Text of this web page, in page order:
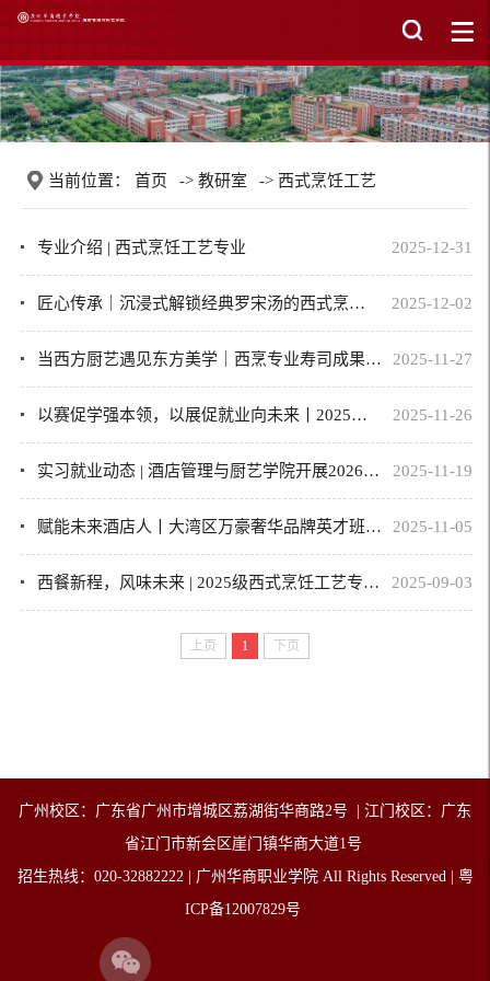
当前位置： 首页 -> 教研室 -> 西式烹饪工艺
2025-12-31
专业介绍 | 西式烹饪工艺专业
2025-12-02
匠心传承｜沉浸式解锁经典罗宋汤的西式烹饪美学
2025-11-27
当西方厨艺遇见东方美学｜西烹专业寿司成果展，一场味蕾的跨界对话
2025-11-26
以赛促学强本领，以展促就业向未来丨2025年酒店管理与厨艺学院学生技能竞赛暨2026...
2025-11-19
实习就业动态 | 酒店管理与厨艺学院开展2026届毕业生企业宣讲会
2025-11-05
赋能未来酒店人丨大湾区万豪奢华品牌英才班成立仪式暨实习招聘会顺利举行
2025-09-03
西餐新程，风味未来 | 2025级西式烹饪工艺专业新生介绍会圆满落幕
上页 1 下页
广州校区：广东省广州市增城 区荔湖街华商路2号 | 江门校区：广东
省江门市新会区崖门镇华商大道1号
招生热线：020-32882222 | 广州华商职业学院 All Rights Reserved | 粤
ICP备12007829号